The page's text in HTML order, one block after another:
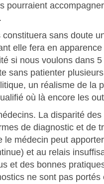
pourraient
sans doute
elle fera en
si nous voulons dans
sans patienter
un réalisme de la
où là encore les
La disparité
de diagnostic et de
le médecin peut
et au relais
et des bonnes
ne sont pas portés